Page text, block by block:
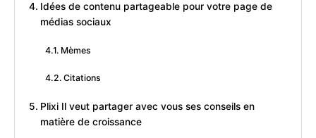
Idées de contenu partageable pour votre page de
médias sociaux
Mèmes
Citations
Plixi Il veut partager avec vous ses conseils en
matière de croissance